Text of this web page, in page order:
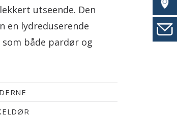
utseende. Den
en lydreduserende
både pardør og